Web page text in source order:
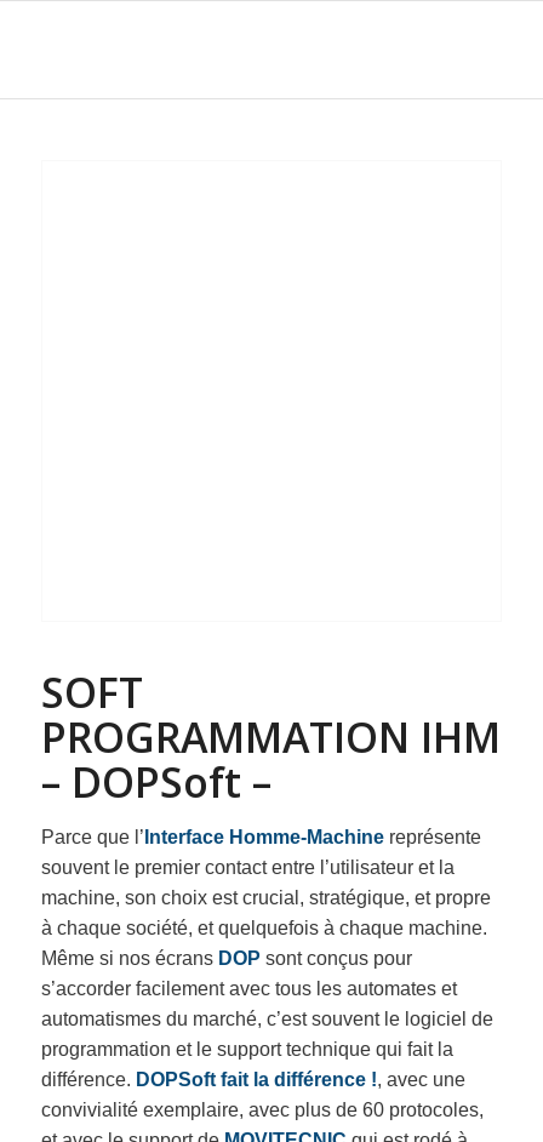
SOFT
PROGRAMMATION IHM
– DOPSoft –
Parce que l’ Interface Homme-Machinereprésente
souvent le premier contact entre l’utilisateur et la
machine, son choix est crucial, stratégique, et propre
à chaque société, et quelquefois à chaque machine.
Mêmesi nos écrans DOP sont conçus pour
s’accorder facilement avec tous les automates et
automatismes du marché, c’est souvent le logiciel de
programmation et le support technique qui fait la
différence. DOPSoft fait la différence !, avec une
convivialité exemplaire, avec plus de 60 protocoles,